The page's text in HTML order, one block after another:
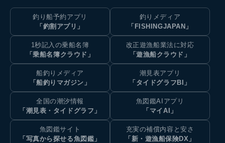
釣り船予約アプリ
「釣割アプリ」
釣りメディア
「FISHINGJAPAN」
1秒記入の乗船名簿
「乗船名簿クラウド」
改正遊漁船業法に対応
「遊漁船クラウド」
船釣りメディア
「船釣りマガジン」
潮見表アプリ
「タイドグラフBI」
全国の潮汐情報
「潮見表・タイドグラフ」
魚図鑑AIアプリ
「マイAI」
魚図鑑サイト
「写真から探せる魚図鑑」
充実の補償内容と安さ
「新・遊漁船保険DX」